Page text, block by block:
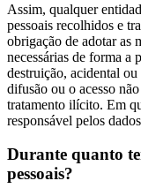
Assim, qualquer
pessoais recolhidos e
obrigação de adotar as
necessárias de forma a
destruição, acidental
difusão ou o acesso
tratamento ilícito. Em
responsável pelos
Durante quanto
pessoais?